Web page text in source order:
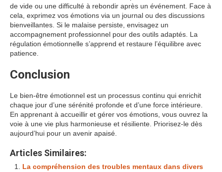
de vide ou une difficulté à rebondir après un événement. Face à
cela, exprimez vos émotions via un journal ou des discussions
bienveillantes. Si le malaise persiste, envisagez un
accompagnement professionnel pour des outils adaptés. La
régulation émotionnelle s’apprend et restaure l’équilibre avec
patience.
Conclusion
Le bien-être émotionnel est un processus continu qui enrichit
chaque jour d’une sérénité profonde et d’une force intérieure.
En apprenant à accueillir et gérer vos émotions, vous ouvrez la
voie à une vie plus harmonieuse et résiliente. Priorisez-le dès
aujourd’hui pour un avenir apaisé.
Articles Similaires:
La compréhension des troubles mentaux dans divers